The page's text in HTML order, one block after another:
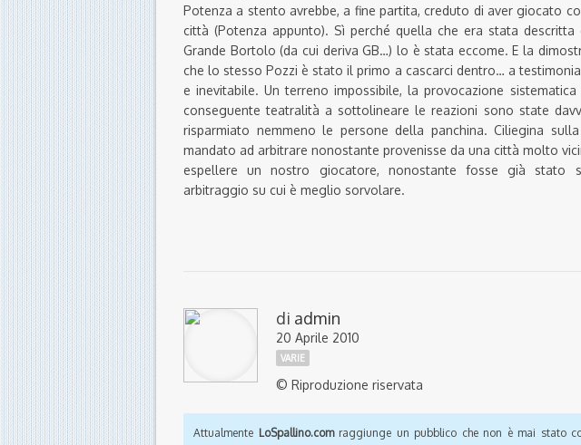
Potenza a stento avrebbe, a fine partita, creduto di aver giocato
città (Potenza appunto). Sì perché quella che era stata descritta
Grande Bortolo (da cui deriva GB…) lo è stata eccome. E la
che lo stesso Pozzi è stato il primo a cascarci dentro… a
e inevitabile. Un terreno impossibile, la provocazione
conseguente teatralità a sottolineare le reazioni sono state
risparmiato nemmeno le persone della panchina. Ciliegina
mandato ad arbitrare nonostante provenisse da una città molto
espellere un nostro giocatore, nonostante fosse già stato
arbitraggio su cui è meglio sorvolare.
di admin
20 Aprile 2010
VARIE
© Riproduzione riservata
Attualmente LoSpallino.comraggiunge un pubblico che non è mai stato